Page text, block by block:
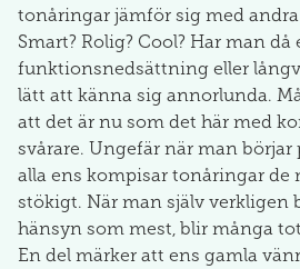
tonåringar jämför sig med andra
Smart? Rolig? Cool? Har man då
funktionsnedsättning eller
lätt att känna sig annorlunda.
att det är nu som det här med
svårare. Ungefär när man
alla ens kompisar tonåringar de
stökigt. När man själv verkligen
hänsyn som mest, blir många
En del märker att ens gamla